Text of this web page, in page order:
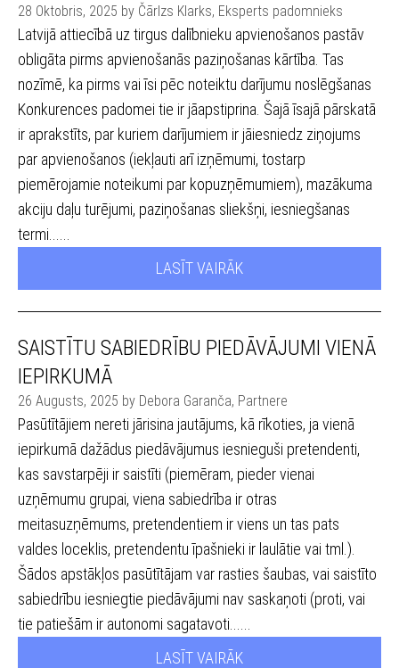
28 Oktobris, 2025 by Čārlzs Klarks, Eksperts padomnieks
Latvijā attiecībā uz tirgus dalībnieku apvienošanos pastāv
obligāta pirms apvienošanās paziņošanas kārtība. Tas
nozīmē, ka pirms vai īsi pēc noteiktu darījumu noslēgšanas
Konkurences padomei tie ir jāapstiprina. Šajā īsajā pārskatā
ir aprakstīts, par kuriem darījumiem ir jāiesniedz ziņojums
par apvienošanos (iekļauti arī izņēmumi, tostarp
piemērojamie noteikumi par kopuzņēmumiem), mazākuma
akciju daļu turējumi, paziņošanas sliekšņi, iesniegšanas
termi......
LASĪT VAIRĀK
SAISTĪTU SABIEDRĪBU PIEDĀVĀJUMI VIENĀ
IEPIRKUMĀ
26 Augusts, 2025 by Debora Garanča, Partnere
Pasūtītājiem nereti jārisina jautājums, kā rīkoties, ja vienā
iepirkumā dažādus piedāvājumus iesnieguši pretendenti,
kas savstarpēji ir saistīti (piemēram, pieder vienai
uzņēmumu grupai, viena sabiedrība ir otras
meitasuzņēmums, pretendentiem ir viens un tas pats
valdes loceklis, pretendentu īpašnieki ir laulātie vai tml.).
Šādos apstākļos pasūtītājam var rasties šaubas, vai saistīto
sabiedrību iesniegtie piedāvājumi nav saskaņoti (proti, vai
tie patiešām ir autonomi sagatavoti......
LASĪT VAIRĀK